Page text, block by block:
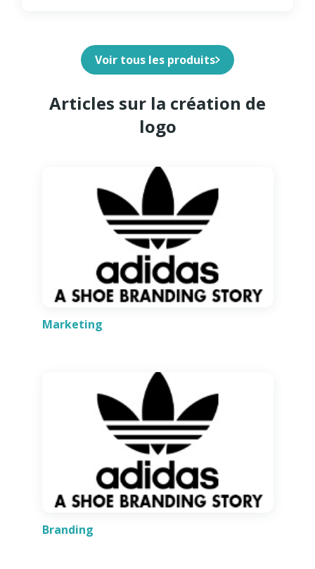
Voir tous les produits
Articles sur la création de
logo
Marketing
Branding